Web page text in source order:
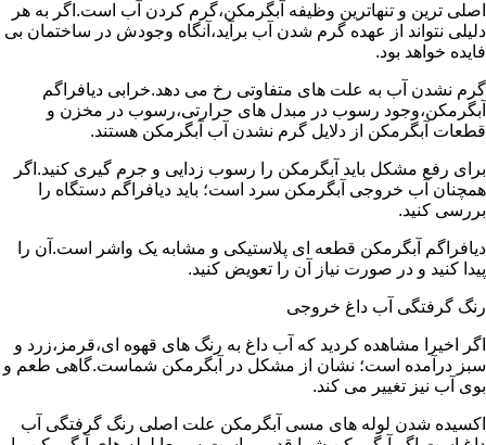
اصلی ترین و تنهاترین وظیفه آبگرمکن،گرم کردن آب است.اگر به هر
دلیلی نتواند از عهده گرم شدن آب برآید،آنگاه وجودش در ساختمان بی
فایده خواهد بود.
گرم نشدن آب به علت های متفاوتی رخ می دهد.خرابی دیافراگم
آبگرمکن،وجود رسوب در مبدل های حرارتی،رسوب در مخزن و
قطعات آبگرمکن از دلایل گرم نشدن آب آبگرمکن هستند.
برای رفع مشکل باید آبگرمکن را رسوب زدایی و جرم گیری کنید.اگر
همچنان آب خروجی آبگرمکن سرد است؛ باید دیافراگم دستگاه را
بررسی کنید.
دیافراگم آبگرمکن قطعه ای پلاستیکی و مشابه یک واشر است.آن را
پیدا کنید و در صورت نیاز آن را تعویض کنید.
رنگ گرفتگی آب داغ خروجی
اگر اخیرا مشاهده کردید که آب داغ به رنگ های قهوه ای،قرمز،زرد و
سبز درآمده است؛ نشان از مشکل در آبگرمکن شماست.گاهی طعم و
بوی آب نیز تغییر می کند.
اکسیده شدن لوله های مسی آبگرمکن علت اصلی رنگ گرفتگی آب